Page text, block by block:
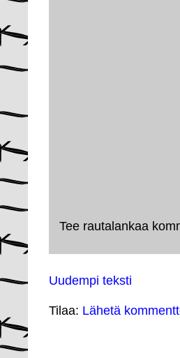
Tee rautalankaa
Uudempi teksti
Tilaa: Lähetä